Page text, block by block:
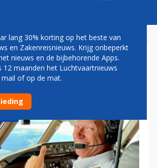
OF OBEES
lang 30% korting op het beste van
en Zakenreisnieuws. Krijg onbeperkt
nieuws en de bijbehorende Apps.
12 maanden het Luchtvaartnieuws
of op de mat.